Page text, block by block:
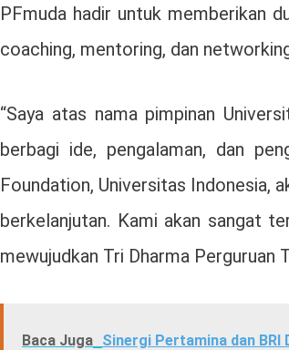
PFmuda hadir untuk memberikan
coaching, mentoring, dan
“Saya atas nama pimpinan
berbagi ide, pengalaman, dan
Foundation, Universitas Indonesia,
berkelanjutan. Kami akan sangat
mewujudkan Tri Dharma Perguruan
Baca Juga Sinergi Pertamina dan